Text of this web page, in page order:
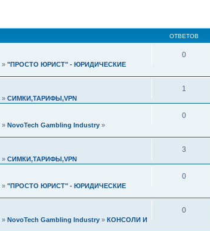
ОТВЕТОВ
» "ПРОСТО ЮРИСТ" - ЮРИДИЧЕСКИЕ
0
» СИМКИ,ТАРИФЫ,VPN
1
» NovoTech Gambling Industry »
0
» СИМКИ,ТАРИФЫ,VPN
3
» "ПРОСТО ЮРИСТ" - ЮРИДИЧЕСКИЕ
0
» NovoTech Gambling Industry » КОНСОЛИ И
0